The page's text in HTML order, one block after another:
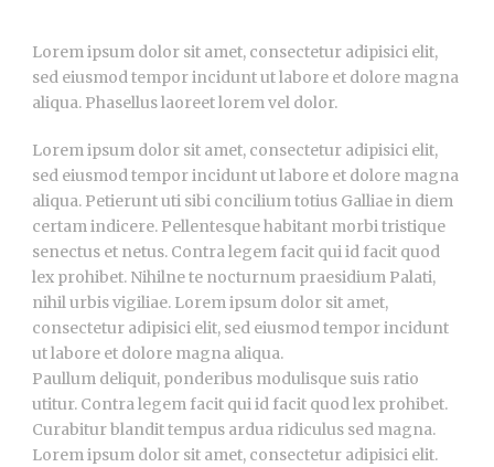
Lorem ipsum dolor sit amet, consectetur adipisici elit,
sed eiusmod tempor incidunt ut labore et dolore magna
aliqua. Phasellus laoreet lorem vel dolor.
Lorem ipsum dolor sit amet, consectetur adipisici elit,
sed eiusmod tempor incidunt ut labore et dolore magna
aliqua. Petierunt uti sibi concilium totius Galliae in diem
certam indicere. Pellentesque habitant morbi tristique
senectus et netus. Contra legem facit qui id facit quod
lex prohibet. Nihilne te nocturnum praesidium Palati,
nihil urbis vigiliae. Lorem ipsum dolor sit amet,
consectetur adipisici elit, sed eiusmod tempor incidunt
ut labore et dolore magna aliqua.
Paullum deliquit, ponderibus modulisque suis ratio
utitur. Contra legem facit qui id facit quod lex prohibet.
Curabitur blandit tempus ardua ridiculus sed magna.
Lorem ipsum dolor sit amet, consectetur adipisici elit.